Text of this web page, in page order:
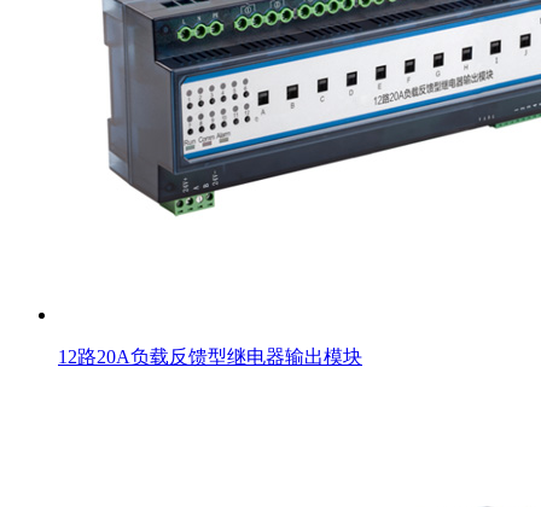
12路20A负载反馈型继电器输出模块